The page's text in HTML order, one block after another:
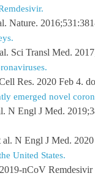
Nature.
Sci Transl Med.
Res. 2020 Feb 4.
emerged novel
N Engl J Med.
N Engl J Med.
United States.
nCoV Remdesivir